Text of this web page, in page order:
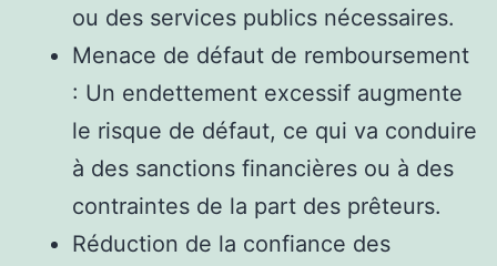
ou des services publics nécessaires.
Menace de défaut de remboursement
: Un endettement excessif augmente
le risque de défaut, ce qui va conduire
à des sanctions financières ou à des
contraintes de la part des prêteurs.
Réduction de la confiance des